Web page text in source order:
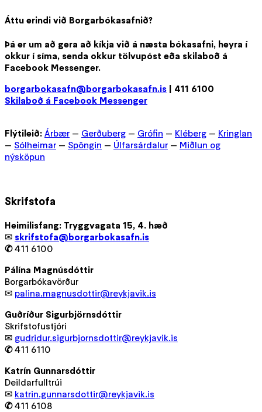
Áttu erindi við Borgarbókasafnið?
Þá er um að gera að kíkja við á næsta bókasafni, heyra í
okkur í síma, senda okkur tölvupóst eða skilaboð á
Facebook Messenger.
borgarbokasafn@borgarbokasafn.is | 411 6100
Skilaboð á Facebook Messenger
Flýtileið: Árbær — Gerðuberg — Grófin — Kléberg — Kringlan
— Sólheimar — Spöngin — Úlfarsárdalur — Miðlun og
nýsköpun
Skrifstofa
Heimilisfang: Tryggvagata 15, 4. hæð
✉ skrifstofa@borgarbokasafn.is
✆411 6100
Pálína Magnúsdóttir
Borgarbókavörður
✉ palina.magnusdottir@reykjavik.is
Guðríður Sigurbjörnsdóttir
Skrifstofustjóri
✉ gudridur.sigurbjornsdottir@reykjavik.is
✆411 6110
Katrín Gunnarsdóttir
Deildarfulltrúi
✉ katrin.gunnarsdottir@reykjavik.is
✆411 6108